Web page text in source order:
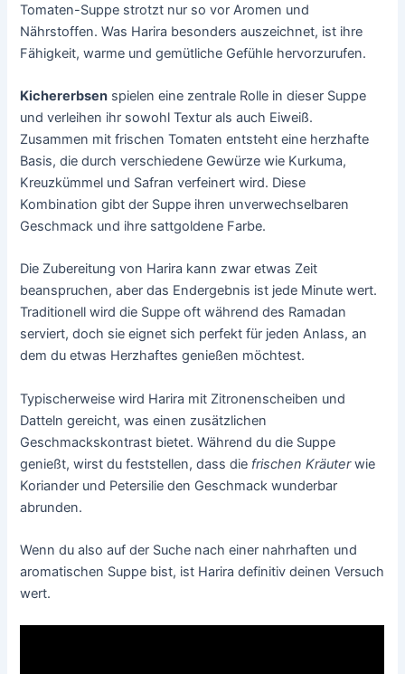
Tomaten-Suppe strotzt nur so vor Aromen und
Nährstoffen. Was Harira besonders auszeichnet, ist ihre
Fähigkeit, warme und gemütliche Gefühle hervorzurufen.
Kichererbsen spielen eine zentrale Rolle in dieser Suppe
und verleihen ihr sowohl Textur als auch Eiweiß.
Zusammen mit frischen Tomaten entsteht eine herzhafte
Basis, die durch verschiedene Gewürze wie Kurkuma,
Kreuzkümmel und Safran verfeinert wird. Diese
Kombination gibt der Suppe ihren unverwechselbaren
Geschmack und ihre sattgoldene Farbe.
Die Zubereitung von Harira kann zwar etwas Zeit
beanspruchen, aber das Endergebnis ist jede Minute wert.
Traditionell wird die Suppe oft während des Ramadan
serviert, doch sie eignet sich perfekt für jeden Anlass, an
dem du etwas Herzhaftes genießen möchtest.
Typischerweise wird Harira mit Zitronenscheiben und
Datteln gereicht, was einen zusätzlichen
Geschmackskontrast bietet. Während du die Suppe
genießt, wirst du feststellen, dass die frischen Kräuterwie
Koriander und Petersilie den Geschmack wunderbar
abrunden.
Wenn du also auf der Suche nach einer nahrhaften und
aromatischen Suppe bist, ist Harira definitiv deinen Versuch
wert.